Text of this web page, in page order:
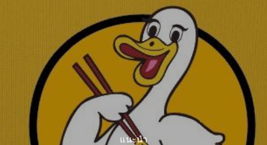
แนะนำ